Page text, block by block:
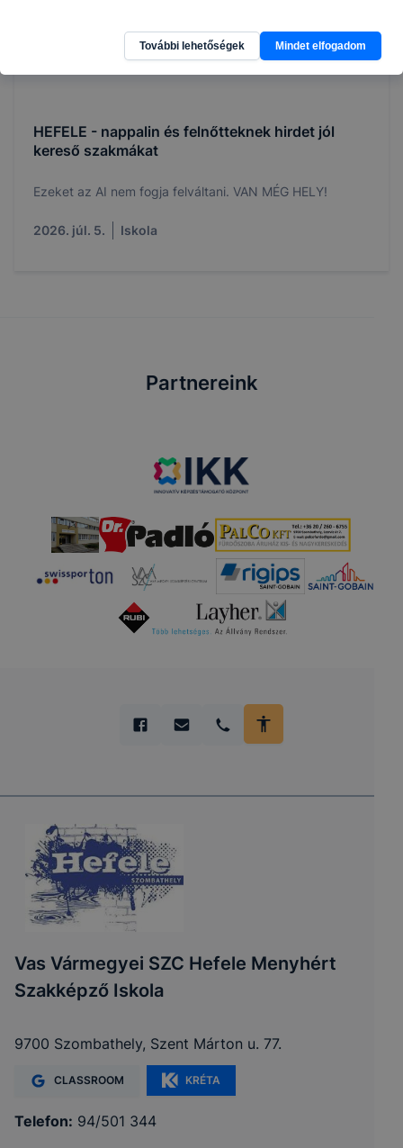
HEFELE - nappalin és felnőtteknek hirdet jól
kereső szakmákat
Ezeket az AI nem fogja felváltani. VAN MÉG HELY!
2026. júl. 5. Iskola
Partnereink
Vas Vármegyei SZC Hefele Menyhért
Szakképző Iskola
9700 Szombathely, Szent Márton u. 77.
CLASSROOM KRÉTA
Telefon: 94/501 344
További lehetőségek Mindet elfogadom